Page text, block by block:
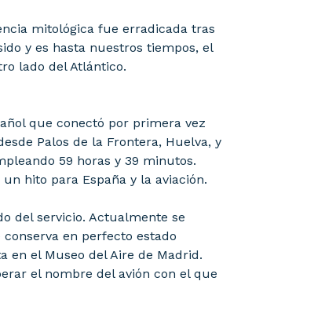
mitológica fue erradicada tras
y es hasta nuestros tiempos, el
lado del Atlántico.
que conectó por primera vez
Palos de la Frontera, Huelva, y
59 horas y 39 minutos.
hito para España y la aviación.
del servicio. Actualmente se
en perfecto estado
en el Museo del Aire de Madrid.
el nombre del avión con el que